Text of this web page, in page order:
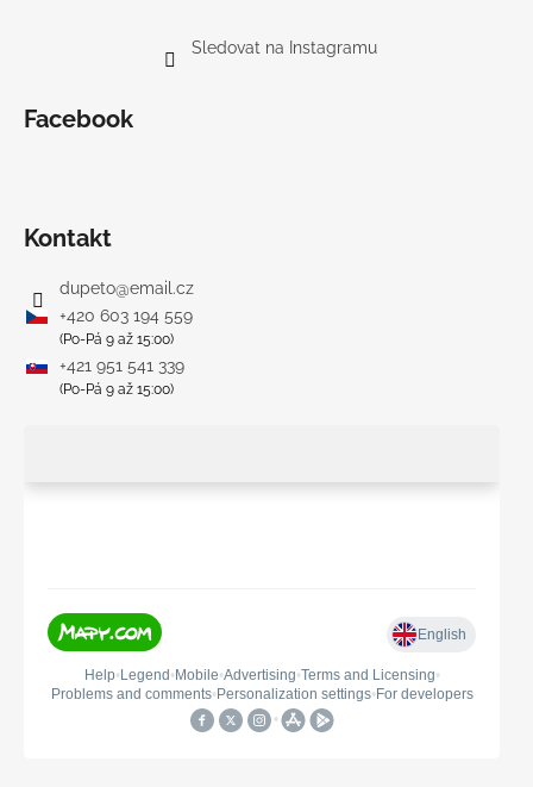
Sledovat na Instagramu
Facebook
Kontakt
dupeto@email.cz
+420 603 194 559
(Po-Pá 9 až 15:00)
+421 951 541 339
(Po-Pá 9 až 15:00)